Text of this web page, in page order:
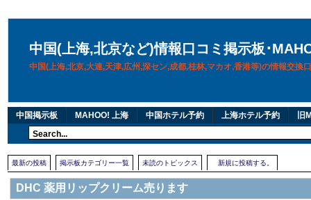
中国(上海,北京など)情報口コミ掲示板･
中国(上海,北京,大連,天津,広州,深セン,成都,桂林,マカオ,香港等)の情報交換
中国掲示板 MAHOO! 上海 中国ホテル予約 上海ホテル予約 旧
最新の投稿 掲示板カテゴリー一覧 未読のトピックス 新規に投稿する。
DHC 薬用リップクリーム売ります